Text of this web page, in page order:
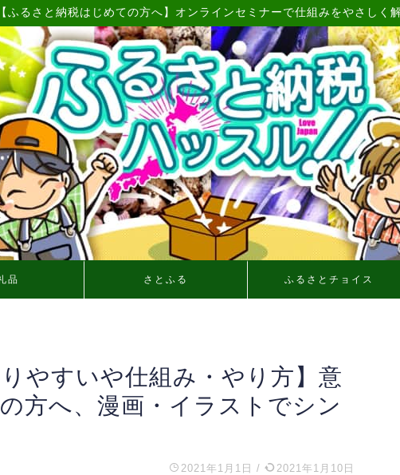
【ふるさと納税はじめての方へ】オンラインセミナーで仕組みをやさしく解
品 さとふる ふるさとチョイス
やすいや仕組み・やり方】意
方へ、漫画・イラストでシン
2021年1月1日 / 2021年1月10日